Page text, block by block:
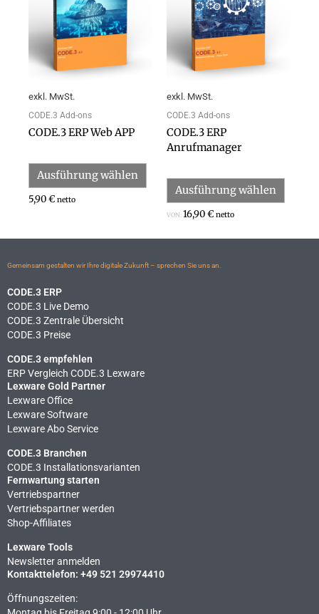
exkl. MwSt.
CODE.3 Add-ons
CODE.3 ERP Web APP
Ausführung wählen
Optionen
Produktseite
gewählt
5,90€ netto
exkl. MwSt.
CODE.3 Add-ons
CODE.3 ERP
Anrufmanager
Ausführung wählen
VON:16,90€ netto
Gemeinsam gestalten wir Ihre digitale Zukunft – sprechen Sie uns an.
CODE.3 ERP
CODE.3 Live Demo
CODE.3 Zentrale Übersicht
CODE.3 Preise
CODE.3 empfehlen
ERP Vergleich CODE.3 Lexware
Lexware Gold Partner
Lexware Office
Lexware Software
Lexware Abo Service
CODE.3 Branchen
CODE.3 Installationsvarianten
Fernwartung starten
Vertriebspartner
Vertriebspartner werden
Shop-Affiliates
Lexware Tools
Newsletter anmelden
Kontakttelefon: +49 521 29974410
Öffnungszeiten: